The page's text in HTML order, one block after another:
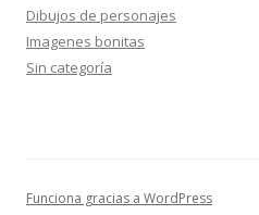
Dibujos de personajes
Imagenes bonitas
Sin categoría
Funciona gracias a WordPress